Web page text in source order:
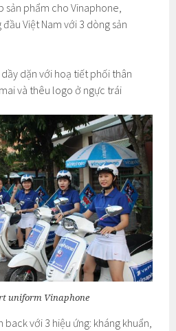
sản phẩm cho Vinaphone,
Việt Nam với 3 dòng sản
dặn với hoạ tiết phối thân
và thêu logo ở ngực trái
uniform Vinaphone
với 3 hiệu ứng: kháng khuẩn,